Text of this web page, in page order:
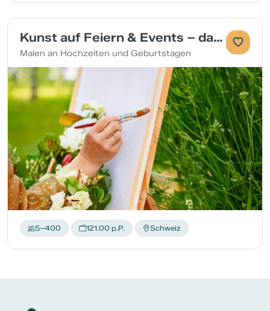
Kunst auf Feiern & Events – das kreative Highlight
Malen an Hochzeiten und Geburtstagen
5–400 121.00 p.P. Schweiz